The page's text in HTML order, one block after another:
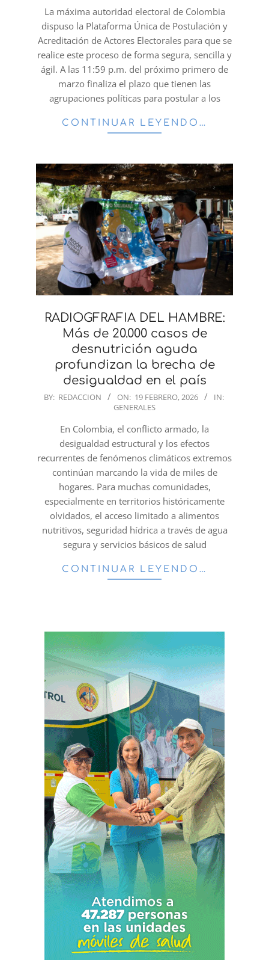
19La máxima autoridad electoral de Colombia
dispuso la Plataforma Única de Postulación y
Acreditación de Actores Electorales para que se
realice este proceso de forma segura, sencilla y
ágil. A las 11:59 p.m. del próximo primero de
marzo finaliza el plazo que tienen las
agrupaciones políticas para postular a los
CONTINUAR LEYENDO…
RADIOGFRAFIA DEL HAMBRE:
Más de 20.000 casos de
desnutrición aguda
profundizan la brecha de
desigualdad en el país
2026-
BY: REDACCION ON: 19 FEBRERO, 2026
IN:
GENERALES
En Colombia, el conflicto armado, la
desigualdad estructural y los efectos
recurrentes de fenómenos climáticos extremos
continúan marcando la vida de miles de
hogares. Para muchas comunidades,
especialmente en territorios históricamente
olvidados, el acceso limitado a alimentos
nutritivos, seguridad hídrica a través de agua
segura y servicios básicos de salud
CONTINUAR LEYENDO…